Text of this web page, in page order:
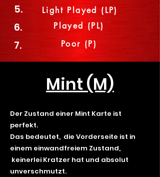
5.
6.
7.
Light Played (LP)
Played (PL)
Poor (P)
Mint (M)
Der Zustand einer Mint Karte ist
perfekt.
Das bedeutet, die Vorderseite ist in
einem einwandfreiem Zustand,
keinerlei Kratzer hat und absolut
unverschmutzt.